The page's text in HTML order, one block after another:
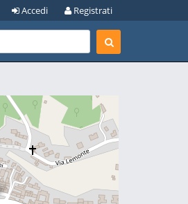
Registrati
Accedi